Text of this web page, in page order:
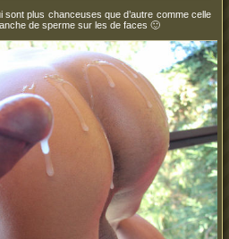
plus chanceuses que d’autre comme celle
de sperme sur les de faces 🙂